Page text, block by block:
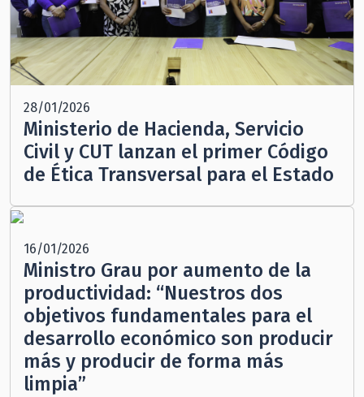
28/01/2026
Ministerio de Hacienda, Servicio
Civil y CUT lanzan el primer Código
de Ética Transversal para el Estado
16/01/2026
Ministro Grau por aumento de la
productividad: “Nuestros dos
objetivos fundamentales para el
desarrollo económico son producir
más y producir de forma más
limpia”